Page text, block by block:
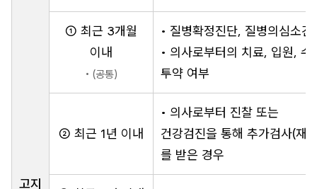
고지
① 최근 3개월
이내
• (공통)
• 질병확정진단, 질병의심소견
• 의사로부터의 치료, 입원, 수
투약 여부
② 최근 1년 이내
• 의사로부터 진찰 또는
건강검진을 통해 추가검사(재
를 받은 경우